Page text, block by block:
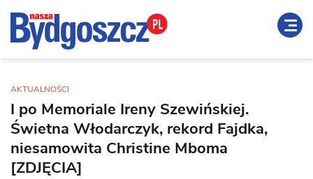
AKTUALNOŚCI
I po Memoriale Ireny Szewińskiej.
Świetna Włodarczyk, rekord Fajdka,
niesamowita Christine Mboma
[ZDJĘCIA]